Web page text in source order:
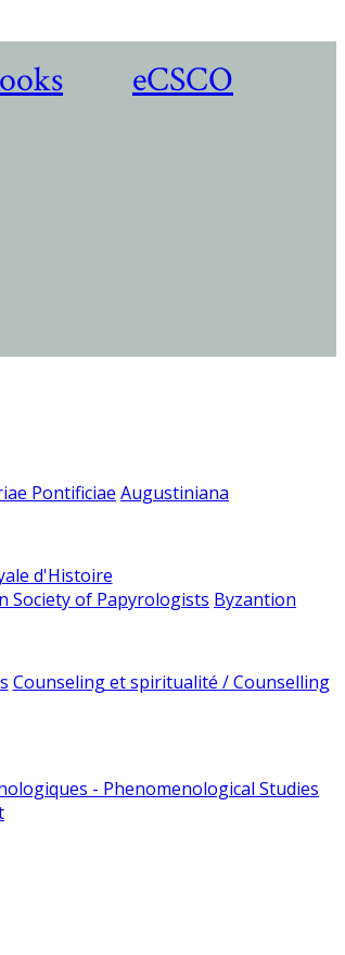
eCSCO
Pontificiae Augustiniana
d'Histoire
Society of Papyrologists Byzantion
Counseling et spiritualité / Counselling
- Phenomenological Studies